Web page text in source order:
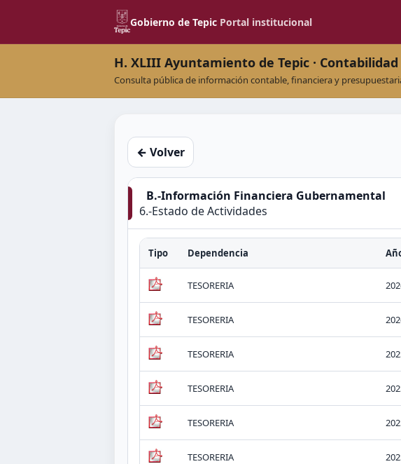
Gobierno de Tepic Portal institucional
H. XLIII Ayuntamiento de Tepic ·
Consulta pública de información contable, financiera y
← Volver
B.-Información Financiera Gubernamental
6.-Estado de Actividades
Tipo Dependencia
TESORERIA
TESORERIA
TESORERIA
TESORERIA
TESORERIA
TESORERIA